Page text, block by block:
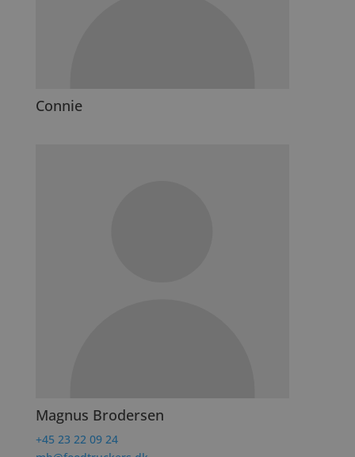
Connie
Magnus Brodersen
+45 23 22 09 24